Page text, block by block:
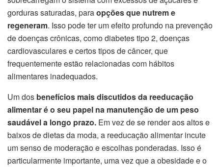
gorduras saturadas, paraopções que nutrem e
regeneram. Isso pode ter um efeito profundo na prevenção
de doenças crônicas, como diabetes tipo 2, doenças
cardiovasculares e certos tipos de câncer, que
frequentemente estão relacionadas com hábitos
alimentares inadequados.
Um dos benefícios mais discutidos da reeducação
alimentar é o seu papel na manutenção de um peso
saudável a longo prazo. Em vez de se render aos altos e
baixos de dietas da moda, a reeducação alimentar incute
um senso de moderação e escolhas ponderadas. Isso é
particularmente importante, uma vez que a obesidade e o